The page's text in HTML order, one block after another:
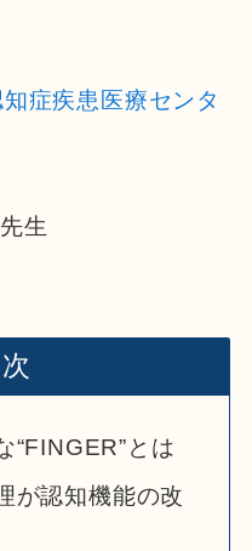
症疾患医療センタ
生
“FINGER”とは
が認知機能の改